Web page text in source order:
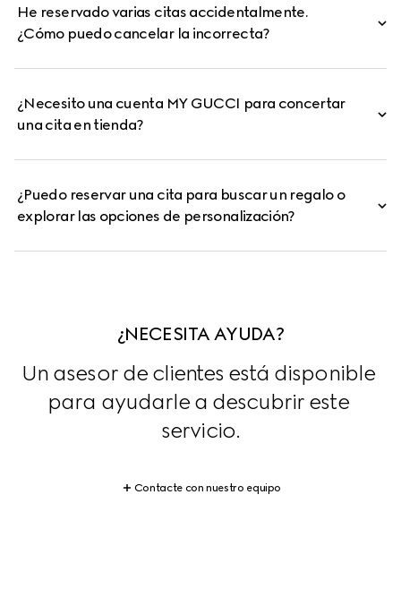
He reservado varias citas accidentalmente.
¿Cómo puedo cancelar la incorrecta?
¿Necesito una cuenta MY GUCCI para concertar
una cita en tienda?
¿Puedo reservar una cita para buscar un regalo o
explorar las opciones de personalización?
¿NECESITA AYUDA?
Un asesor de clientes está disponible
para ayudarle a descubrir este
servicio.
Contacte con nuestro equipo